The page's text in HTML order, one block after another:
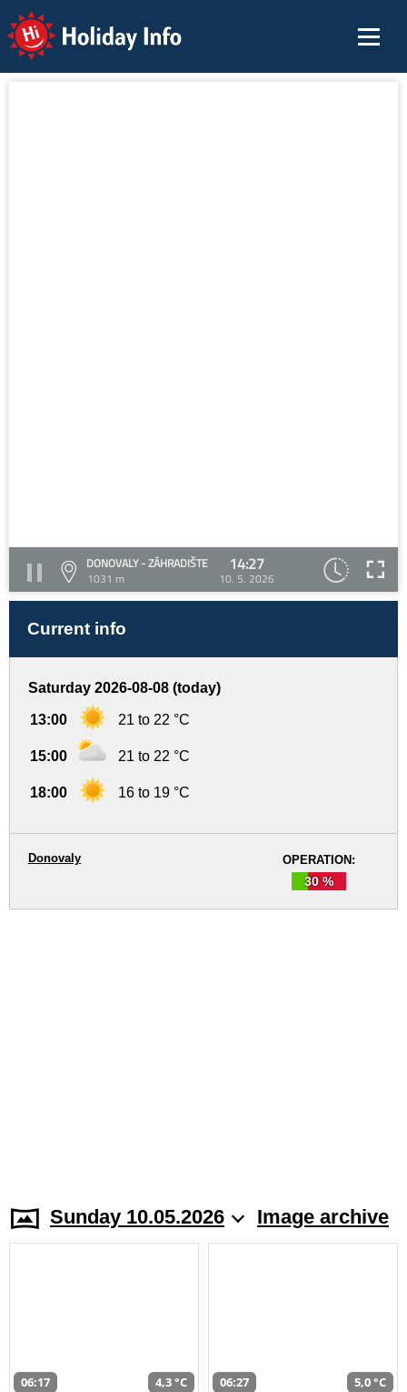
Holiday Info
DONOVALY - ZÁHRADIŠTE
1031 m
14:27
10. 5. 2026
Current info
Saturday 2026-08-08 (today)
13:00 21 to 22 °C
15:00 21 to 22 °C
18:00 16 to 19 °C
OPERATION:
30 %
Donovaly
Sunday 10.05.2026 Image archive
06:17 4,3 °C 06:27 5,0 °C